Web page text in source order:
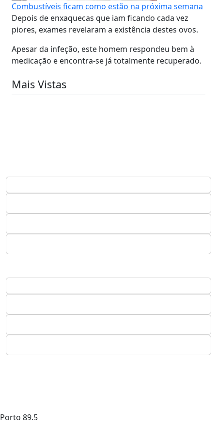
Combustíveis ficam como estão na próxima semana
Depois de enxaquecas que iam ficando cada vez
piores, exames revelaram a existência destes ovos.
Apesar da infeção, este homem respondeu bem à
medicação e encontra-se já totalmente recuperado.
Mais Vistas
Porto 89.5